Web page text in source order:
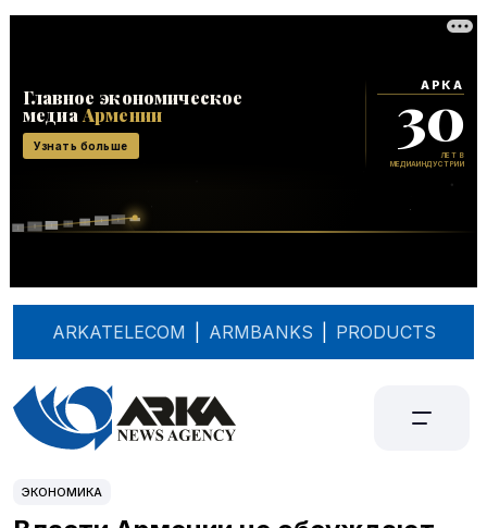
ARKATELECOM ARMBANKS PRODUCTS
ЭКОНОМИКА